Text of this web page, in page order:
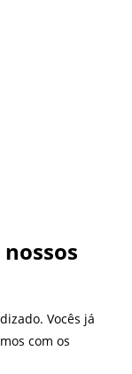
Vocês já
com os